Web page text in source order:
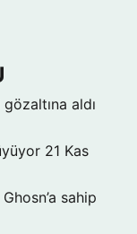
aldı
21 Kas
sahip